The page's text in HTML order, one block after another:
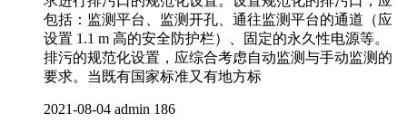
包括：监测平台、监测开孔、通往监测平台的通道（应
设置 1.1 m 高的安全防护栏）、固定的永久性电源等。
排污的规范化设置，应综合考虑自动监测与手动监测的
要求。当既有国家标准又有地方标
2021-08-04 admin 186